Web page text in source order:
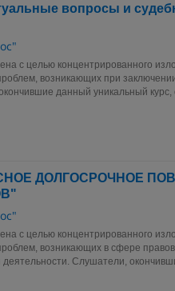
вопросы и
с целью концентрированного
возникающих при
данный уникальный курс,
ДОЛГОСРОЧНОЕ
с целью концентрированного
возникающих в сфере
деятельности. Слушатели,